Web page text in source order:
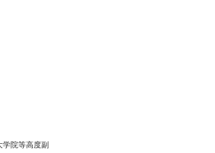
学院等高度副